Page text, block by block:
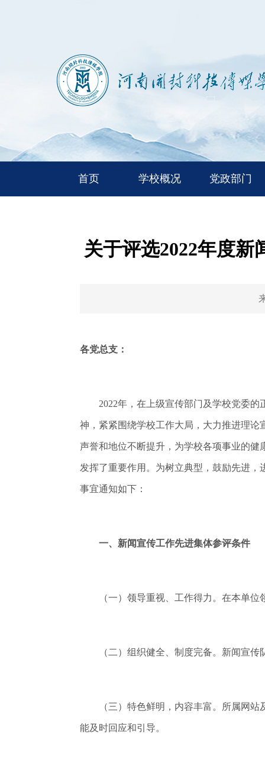
首页 学校概况 党政部门
关于评选2022年度
各党总支：
2022年，在上级宣传部门及学校党委的
神，紧紧围绕学校工作大局，大力推进理
声誉和地位不断提升，为学校各项事业的
发挥了重要作用。为树立典型，鼓励先进
事宜通知如下：
一、新闻宣传工作先进集体参评条件
（一）领导重视、工作得力。在本单位
（二）组织健全、制度完备。新闻宣传
（三）特色鲜明，内容丰富。所属网站及
能及时回应和引导。